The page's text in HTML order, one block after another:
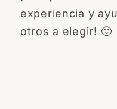
experiencia y
otros a elegir! 🙂